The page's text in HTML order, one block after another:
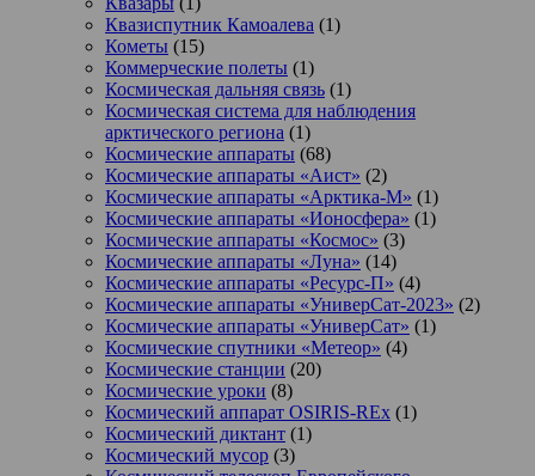
Квазиспутник Камоалева (1)
Кометы (15)
Коммерческие полеты (1)
Космическая дальняя связь (1)
Космическая система для наблюдения
арктического региона (1)
Космические аппараты (68)
Космические аппараты «Аист» (2)
Космические аппараты «Арктика-М» (1)
Космические аппараты «Ионосфера» (1)
Космические аппараты «Космос» (3)
Космические аппараты «Луна» (14)
Космические аппараты «Ресурс-П» (4)
Космические аппараты «УниверСат-2023» (2)
Космические аппараты «УниверСат» (1)
Космические спутники «Метеор» (4)
Космические станции (20)
Космические уроки (8)
Космический аппарат OSIRIS-REx (1)
Космический диктант (1)
Космический мусор (3)